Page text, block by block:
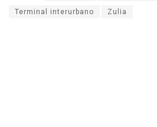
Terminal interurbano Zulia